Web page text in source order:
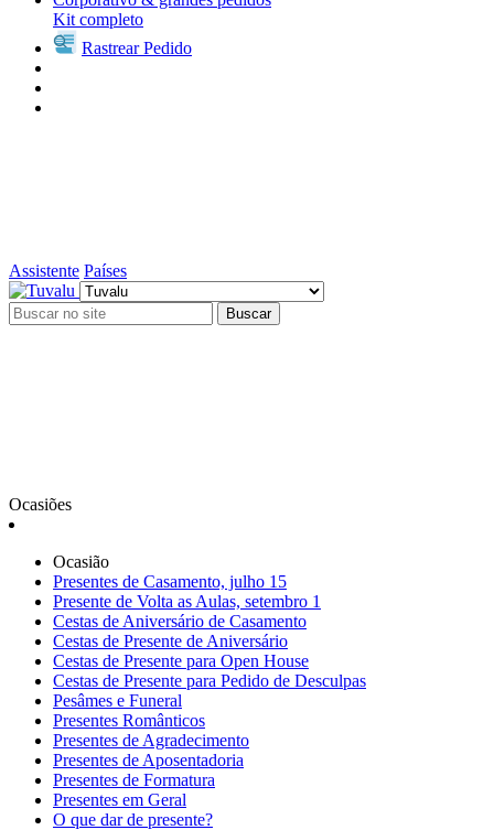
Kit completo
Rastrear Pedido
Assistente Países
Buscar
Ocasiões
Ocasião
Presentes de Casamento, julho 15
Presente de Volta as Aulas, setembro 1
Cestas de Aniversário de Casamento
Cestas de Presente de Aniversário
Cestas de Presente para Open House
Cestas de Presente para Pedido de Desculpas
Pesâmes e Funeral
Presentes Românticos
Presentes de Agradecimento
Presentes de Aposentadoria
Presentes de Formatura
Presentes em Geral
O que dar de presente?